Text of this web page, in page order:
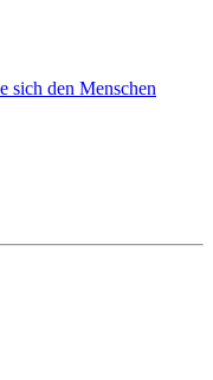
sich den Menschen